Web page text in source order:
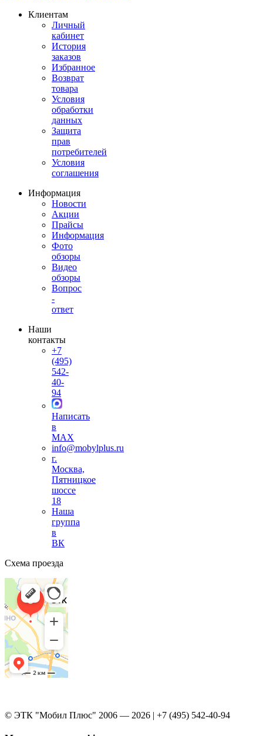
Клиентам
Личный
кабинет
История
заказов
Избранное
Возврат
товара
Условия
обработки
данных
Защита
прав
потребителей
Условия
соглашения
Информация
Новости
Акции
Прайсы
Информация
Фото
обзоры
Видео
обзоры
Вопрос
-
ответ
Наши
контакты
+7
(495)
542-
40-
94
Написать
в
MAX
info@mobylplus.ru
г.
Москва,
Пятницкое
шоссе
18
Наша
группа
в
ВК
Схема проезда
© ЭТК "Мобил Плюс" 2006 — 2026 | +7 (495) 542-40-94